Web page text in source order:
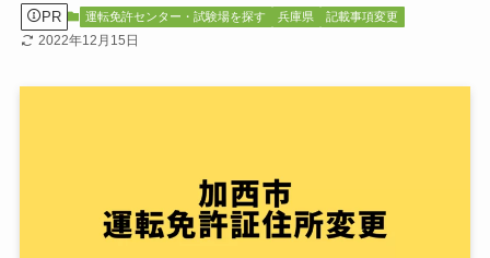
PR 運転免許センター・試験場を探す 兵庫県 記載事項変更
2022年12月15日